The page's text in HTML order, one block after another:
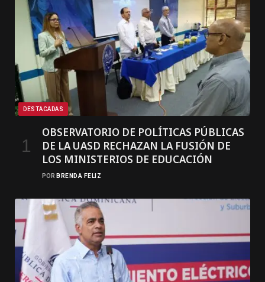
DESTACADAS
OBSERVATORIO DE POLÍTICAS PÚBLICAS
DE LA UASD RECHAZAN LA FUSIÓN DE
LOS MINISTERIOS DE EDUCACIÓN
POR BRENDA FELIZ